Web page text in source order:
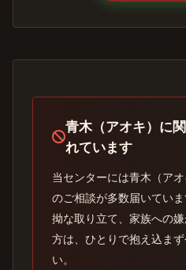
青木（アオキ）に
れています
当センターには青木（ア
のご相談が多数届いてい
拗な取り立て、家族への
方は、ひとりで抱え込ま
い。